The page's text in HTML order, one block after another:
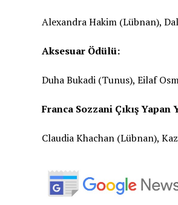
Alexandra Hakim (Lübnan),
Aksesuar Ödülü:
Duha Bukadi (Tunus), Eilaf
Franca Sozzani Çıkış Yapan
Claudia Khachan (Lübnan),